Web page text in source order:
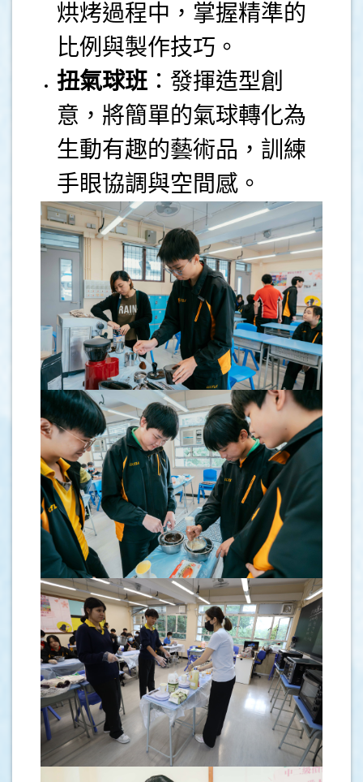
烘烤過程中，掌握精準的
比例與製作技巧。
扭氣球班 ：發揮造型創
意，將簡單的氣球轉化為
生動有趣的藝術品，訓練
手眼協調與空間感。